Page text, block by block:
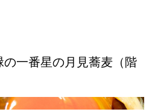
一番星の月見蕎麦（階